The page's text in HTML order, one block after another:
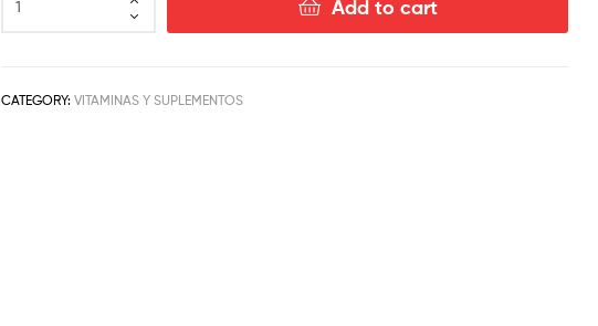
Add to cart
CATEGORY:VITAMINAS Y SUPLEMENTOS